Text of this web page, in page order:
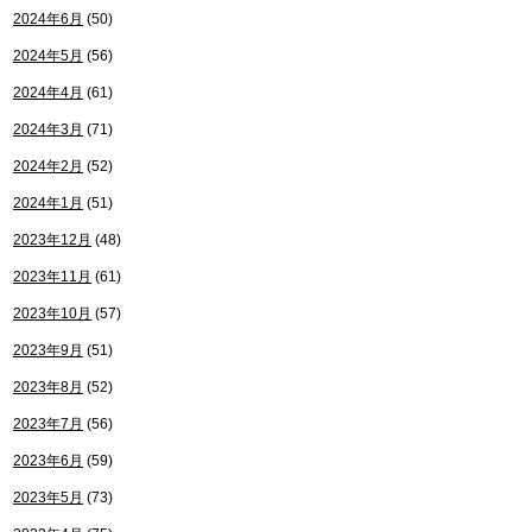
2024年6月 (50)
2024年5月 (56)
2024年4月 (61)
2024年3月 (71)
2024年2月 (52)
2024年1月 (51)
2023年12月 (48)
2023年11月 (61)
2023年10月 (57)
2023年9月 (51)
2023年8月 (52)
2023年7月 (56)
2023年6月 (59)
2023年5月 (73)